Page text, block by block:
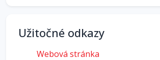
Užitočné odkazy
Webová stránka